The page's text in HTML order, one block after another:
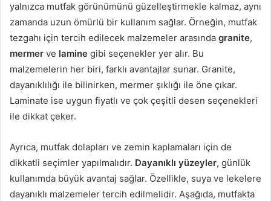
yalnızca mutfak görünümünü güzelleştirmekle kalmaz, aynı
zamanda uzun ömürlü bir kullanım sağlar. Örneğin, mutfak
tezgahı için tercih edilecek malzemeler arasında granite,
mermer ve lamine gibi seçenekler yer alır. Bu
malzemelerin her biri, farklı avantajlar sunar. Granite,
dayanıklılığı ile bilinirken, mermer şıklığı ile öne çıkar.
Laminate ise uygun fiyatlı ve çok çeşitli desen seçenekleri
ile dikkat çeker.
Ayrıca, mutfak dolapları ve zemin kaplamaları için de
dikkatli seçimler yapılmalıdır. Dayanıklı yüzeyler, günlük
kullanımda büyük avantaj sağlar. Özellikle, suya ve lekelere
dayanıklı malzemeler tercih edilmelidir. Aşağıda, mutfakta